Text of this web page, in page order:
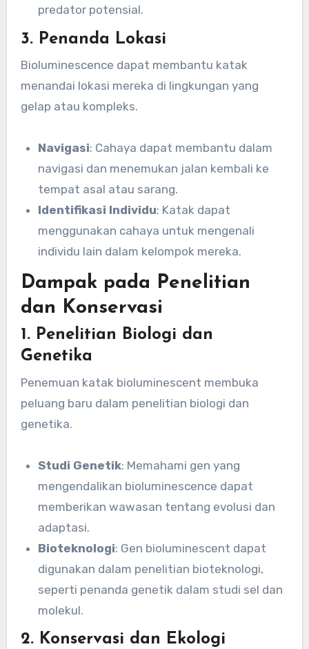
predator potensial.
3. Penanda Lokasi
Bioluminescence dapat membantu katak
menandai lokasi mereka di lingkungan yang
gelap atau kompleks.
Navigasi: Cahaya dapat membantu dalam
navigasi dan menemukan jalan kembali ke
tempat asal atau sarang.
Identifikasi Individu: Katak dapat
menggunakan cahaya untuk mengenali
individu lain dalam kelompok mereka.
Dampak pada Penelitian
dan Konservasi
1. Penelitian Biologi dan
Genetika
Penemuan katak bioluminescent membuka
peluang baru dalam penelitian biologi dan
genetika.
Studi Genetik: Memahami gen yang
mengendalikan bioluminescence dapat
memberikan wawasan tentang evolusi dan
adaptasi.
Bioteknologi: Gen bioluminescent dapat
digunakan dalam penelitian bioteknologi,
seperti penanda genetik dalam studi sel dan
molekul.
2. Konservasi dan Ekologi